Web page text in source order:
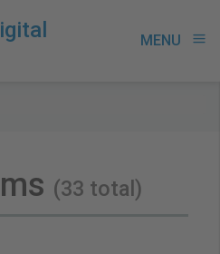
MENU menu
(33 total)